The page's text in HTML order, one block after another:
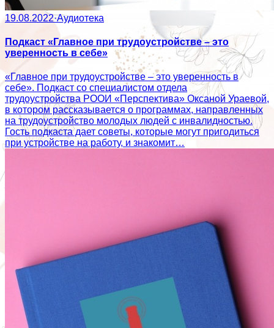
19.08.2022·Аудиотека
Подкаст «Главное при трудоустройстве – это
уверенность в себе»
«Главное при трудоустройстве – это уверенность в
себе». Подкаст со специалистом отдела
трудоустройства РООИ «Перспектива» Оксаной Ураевой,
в котором рассказывается о программах, направленных
на трудоустройство молодых людей с инвалидностью.
Гость подкаста дает советы, которые могут пригодиться
при устройстве на работу, и знакомит…